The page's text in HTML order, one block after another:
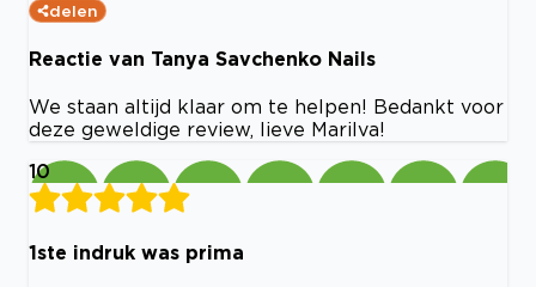
delen
Reactie van Tanya Savchenko Nails
We staan altijd klaar om te helpen! Bedankt voor
deze geweldige review, lieve Marilva!
10
1ste indruk was prima